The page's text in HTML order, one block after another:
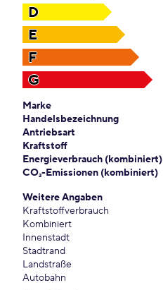
D
E
F
G
Marke
Handelsbezeichnung
Antriebsart
Kraftstoff
Energieverbrauch (kombiniert)
CO₂-Emissionen (kombiniert)
Weitere Angaben
Kraftstoffverbrauch
Kombiniert
Innenstadt
Stadtrand
Landstraße
Autobahn